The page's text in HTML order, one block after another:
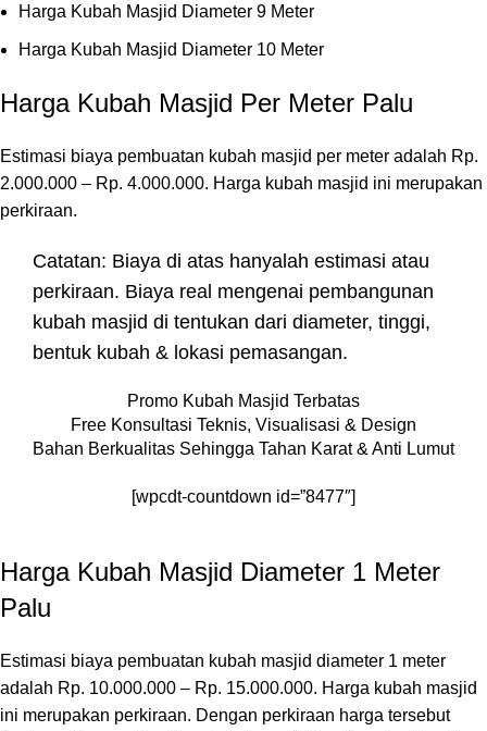
Harga Kubah Masjid Diameter 9 Meter
Harga Kubah Masjid Diameter 10 Meter
Harga Kubah Masjid Per Meter Palu
Estimasi biaya pembuatan kubah masjid per meter adalah Rp.
2.000.000 – Rp. 4.000.000. Harga kubah masjid ini merupakan
perkiraan.
Catatan: Biaya di atas hanyalah estimasi atau
perkiraan. Biaya real mengenai pembangunan
kubah masjid di tentukan dari diameter, tinggi,
bentuk kubah & lokasi pemasangan.
Promo Kubah Masjid Terbatas
Free Konsultasi Teknis, Visualisasi & Design
Bahan Berkualitas Sehingga Tahan Karat & Anti Lumut
[wpcdt-countdown id=”8477″]
Harga Kubah Masjid Diameter 1 Meter
Palu
Estimasi biaya pembuatan kubah masjid diameter 1 meter
adalah Rp. 10.000.000 – Rp. 15.000.000. Harga kubah masjid
ini merupakan perkiraan. Dengan perkiraan harga tersebut